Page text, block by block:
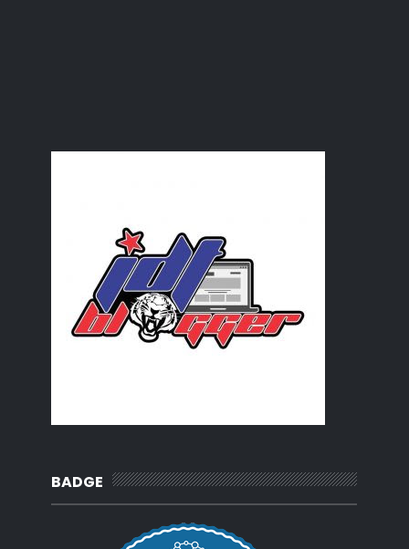
cloud in Construction drawing
BADGE